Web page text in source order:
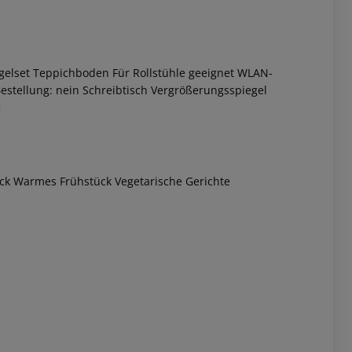
Teppichboden Für Rollstühle geeignet WLAN-
nein Schreibtisch Vergrößerungsspiegel
Warmes Frühstück Vegetarische Gerichte